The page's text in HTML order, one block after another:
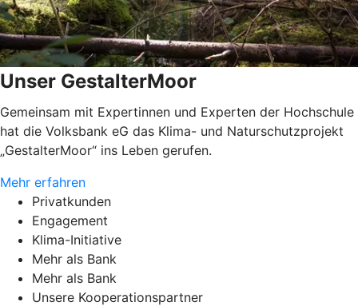
Unser GestalterMoor
Gemeinsam mit Expertinnen und Experten der Hochschule
hat die Volksbank eG das Klima- und Naturschutzprojekt
„GestalterMoor“ ins Leben gerufen.
Mehr erfahren
Privatkunden
Engagement
Klima-Initiative
Mehr als Bank
Mehr als Bank
Unsere Kooperationspartner